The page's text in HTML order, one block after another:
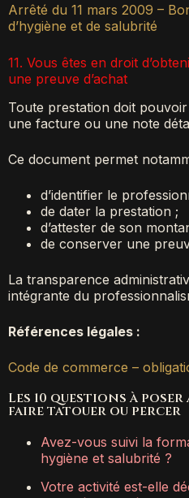
Arrêté du 11 mars 2009 –
d’hygiène et de salubrité
11. Vous êtes en droit
une preuve d’achat
Toute prestation doit
une facture ou une note
Ce document permet
d’identifier le
de dater la prestation ;
d’attester de son
de conserver une
La transparence
intégrante du
Références légales :
Code de commerce –
Les 10 questions à
faire tatouer ou percer
Avez-vous suivi la
hygiène et salubrité ?
Votre activité est-elle